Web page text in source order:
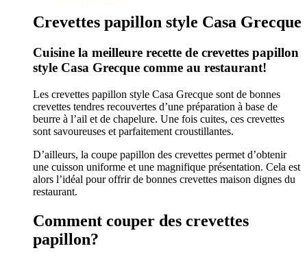
Crevettes papillon style Casa Grecque
Cuisine la meilleure recette de crevettes papillon
style Casa Grecque comme au restaurant!
Les crevettes papillon style Casa Grecque sont de bonnes
crevettes tendres recouvertes d’une préparation à base de
beurre à l’ail et de chapelure. Une fois cuites, ces crevettes
sont savoureuses et parfaitement croustillantes.
D’ailleurs, la coupe papillon des crevettes permet d’obtenir
une cuisson uniforme et une magnifique présentation. Cela est
alors l’idéal pour offrir de bonnes crevettes maison dignes du
restaurant.
Comment couper des crevettes
papillon?